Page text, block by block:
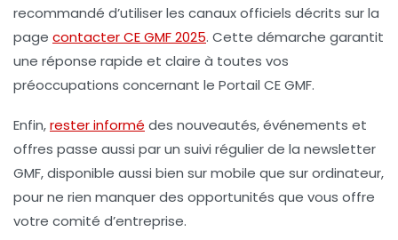
recommandé d’utiliser les canaux officiels décrits sur la
page contacter CE GMF 2025. Cette démarche garantit
une réponse rapide et claire à toutes vos
préoccupations concernant le Portail CE GMF.
Enfin,rester informé des nouveautés, événements et
offres passe aussi par un suivi régulier de la newsletter
GMF, disponible aussi bien sur mobile que sur ordinateur,
pour ne rien manquer des opportunités que vous offre
votre comité d’entreprise.